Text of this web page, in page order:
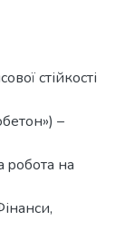
стійкості
–
poбoта на